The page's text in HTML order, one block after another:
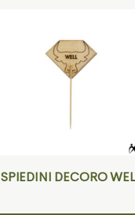
SPIEDINI DECORO